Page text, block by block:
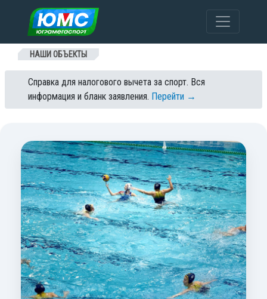
Перейти к содержанию
НАШИ ОБЪЕКТЫ
Справка для налогового вычета за спорт. Вся
информация и бланк заявления. Перейти →